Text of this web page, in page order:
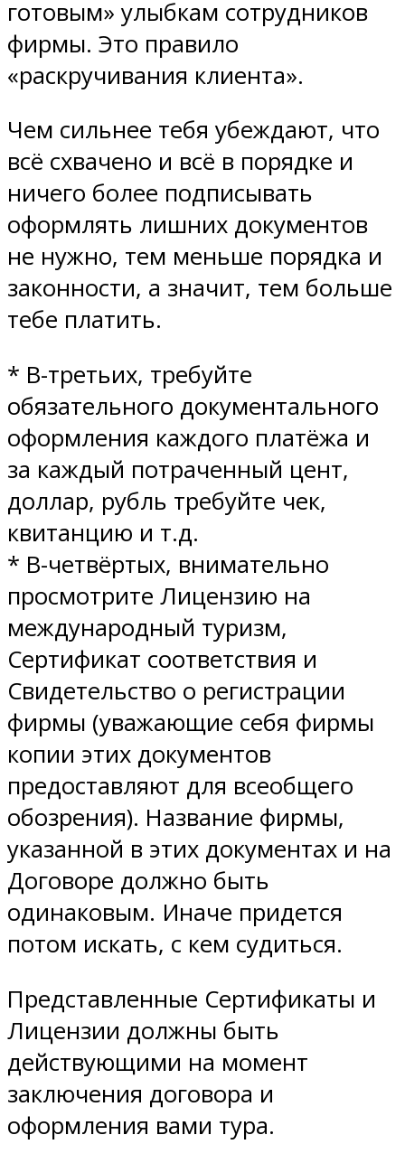
готовым» улыбкам сотрудников
фирмы. Это правило
«раскручивания клиента».
Чем сильнее тебя убеждают, что
всё схвачено и всё в порядке и
ничего более подписывать
оформлять лишних документов
не нужно, тем меньше порядка и
законности, а значит, тем больше
тебе платить.
* В-третьих, требуйте
обязательного документального
оформления каждого платёжа и
за каждый потраченный цент,
доллар, рубль требуйте чек,
квитанцию и т.д.
* В-четвёртых, внимательно
просмотрите Лицензию на
международный туризм,
Сертификат соответствия и
Свидетельство о регистрации
фирмы (уважающие себя фирмы
копии этих документов
предоставляют для всеобщего
обозрения). Название фирмы,
указанной в этих документах и на
Договоре должно быть
одинаковым. Иначе придется
потом искать, с кем судиться.
Представленные Сертификаты и
Лицензии должны быть
действующими на момент
заключения договора и
оформления вами тура.